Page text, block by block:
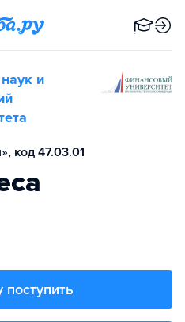
и
код 47.03.01
поступить